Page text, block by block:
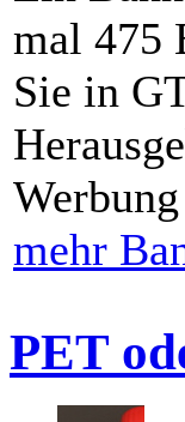
mal 475
Sie in
mehr
PET